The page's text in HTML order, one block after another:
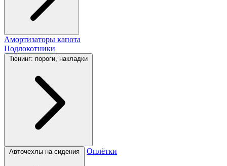
Амортизаторы капота
Подлокотники
Тюнинг: пороги, накладки
Авточехлы на сидения Оплётки